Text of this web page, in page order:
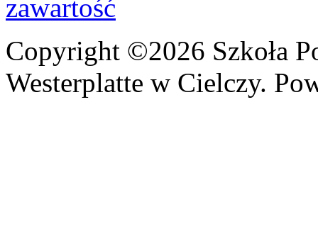
Copyright ©2026 Szkoła
Westerplatte w Cielczy.